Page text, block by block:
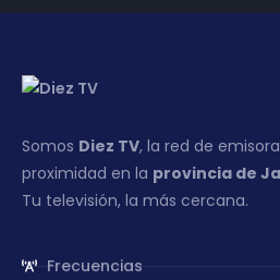
Somos Diez TV, la red de
proximidad en la provincia de
Tu televisión, la más cercana.
Frecuencias